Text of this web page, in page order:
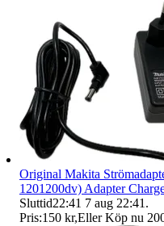
Original Makita
1201200dv) Adapter
Sluttid22:41 7 aug 22:41 .
Pris:150 kr,Eller Köp nu